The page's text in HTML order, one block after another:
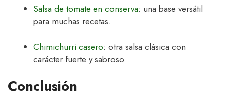
Salsa de tomate en conserva: una base versátil
para muchas recetas.
Chimichurri casero: otra salsa clásica con
carácter fuerte y sabroso.
Conclusión